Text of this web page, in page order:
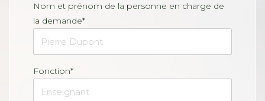
Nom et prénom de la personne en charge de
la demande*
Fonction*